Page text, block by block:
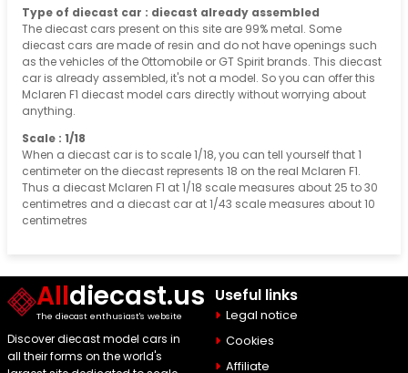
Type of diecast car : diecast already assembled
The diecast cars present on this site are 99% metal. Some
diecast cars are made of resin and do not have openings such
as the vehicles of the Ottomobile or GT Spirit brands. This diecast
car is already assembled, it's not a model. So you can offer this
Mclaren F1 diecast model cars directly without worrying about
anything.
Scale : 1/18
When a diecast car is to scale 1/18, you can tell yourself that 1
centimeter on the diecast represents 18 on the real Mclaren F1.
Thus a diecast Mclaren F1 at 1/18 scale measures about 25 to 30
centimetres and a diecast car at 1/43 scale measures about 10
centimetres
Alldiecast.us
The diecast enthusiast's website
Discover diecast model cars in
all their forms on the world's
Useful links
Legal notice
Cookies
Affiliate